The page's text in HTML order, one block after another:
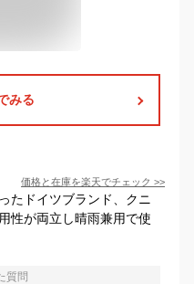
みる
価格と在庫を楽天でチェック >>
たドイツブランド、クニ
性が両立し晴雨兼用で使
質問